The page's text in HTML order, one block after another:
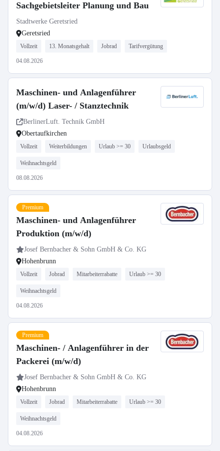
Sachgebietsleiter Planung und Bau
Stadtwerke Geretsried
Geretsried
Vollzeit 13. Monatsgehalt Jobrad Tarifvergütung
04.08.2026
Maschinen- und Anlagenführer
(m/w/d) Laser- / Stanztechnik
BerlinerLuft. Technik GmbH
Obertaufkirchen
Vollzeit Weiterbildungen Urlaub >= 30 Urlaubsgeld
Weihnachtsgeld
08.08.2026
Premium
Maschinen- und Anlagenführer
Produktion (m/w/d)
Josef Bernbacher & Sohn GmbH & Co. KG
Hohenbrunn
Vollzeit Jobrad Mitarbeiterrabatte Urlaub >= 30
Weihnachtsgeld
04.08.2026
Premium
Maschinen- / Anlagenführer in der
Packerei (m/w/d)
Josef Bernbacher & Sohn GmbH & Co. KG
Hohenbrunn
Vollzeit Jobrad Mitarbeiterrabatte Urlaub >= 30
Weihnachtsgeld
04.08.2026